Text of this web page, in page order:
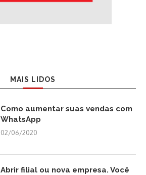
MAIS LIDOS
Como aumentar suas vendas com
WhatsApp
02/06/2020
Abrir filial ou nova empresa. Você